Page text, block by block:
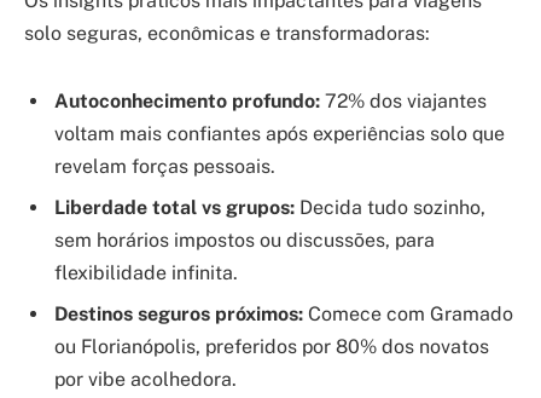
solo seguras, econômicas e transformadoras:
Autoconhecimento profundo: 72% dos viajantes
voltam mais confiantes após experiências solo que
revelam forças pessoais.
Liberdade total vs grupos: Decida tudo sozinho,
sem horários impostos ou discussões, para
flexibilidade infinita.
Destinos seguros próximos: Comece com Gramado
ou Florianópolis, preferidos por 80% dos novatos
por vibe acolhedora.